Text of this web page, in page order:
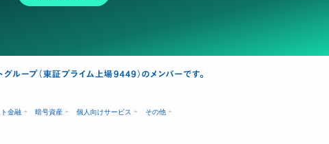
金融 暗号資産 個人向けサービス その他